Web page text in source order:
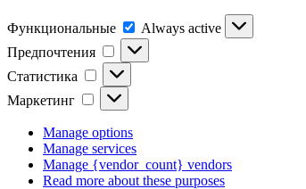
Функциональные Функциональные
Always active
Предпочтения
Предпочтения
Статистика Статистика
Маркетинг Маркетинг
Manage options
Manage services
Manage {vendor_count} vendors
Read more about these purposes